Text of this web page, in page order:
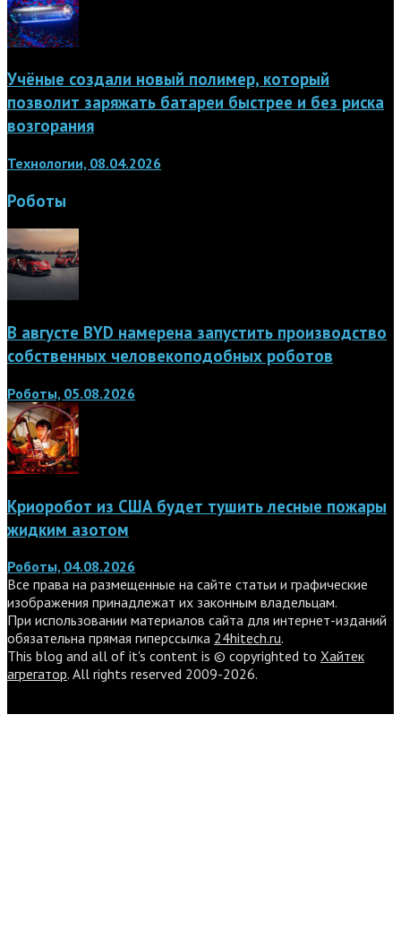
Учёные создали новый полимер, который
позволит заряжать батареи быстрее и без риска
возгорания
Технологии, 08.04.2026
Роботы
В августе BYD намерена запустить производство
собственных человекоподобных роботов
Роботы, 05.08.2026
Криоробот из США будет тушить лесные пожары
жидким азотом
Роботы, 04.08.2026
Все права на размещенные на сайте статьи и графические
изображения принадлежат их законным владельцам.
При использовании материалов сайта для интернет-изданий
обязательна прямая гиперссылка 24hitech.ru.
This blog and all of it's content is © copyrighted to Хайтек
агрегатор. All rights reserved 2009-2026.